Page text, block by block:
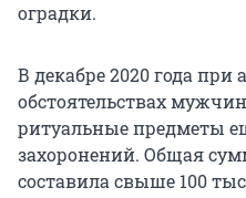
оградки.
В декабре 2020 года
обстоятельствах
ритуальные предметы
захоронений. Общая
составила свыше 100